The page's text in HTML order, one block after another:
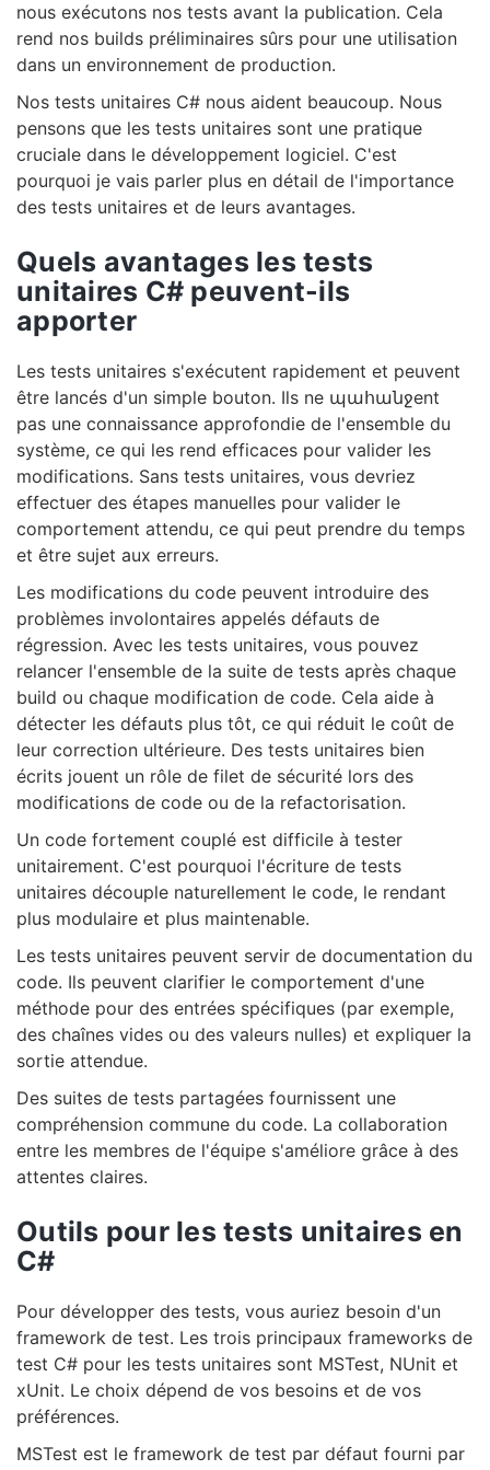
nous exécutons nos tests avant la publication. Cela
rend nos builds préliminaires sûrs pour une utilisation
dans un environnement de production.
Nos tests unitaires C# nous aident beaucoup. Nous
pensons que les tests unitaires sont une pratique
cruciale dans le développement logiciel. C'est
pourquoi je vais parler plus en détail de l'importance
des tests unitaires et de leurs avantages.
Quels avantages les tests
unitaires C# peuvent-ils
apporter
Les tests unitaires s'exécutent rapidement et peuvent
être lancés d'un simple bouton. Ils ne պահանջent
pas une connaissance approfondie de l'ensemble du
système, ce qui les rend efficaces pour valider les
modifications. Sans tests unitaires, vous devriez
effectuer des étapes manuelles pour valider le
comportement attendu, ce qui peut prendre du temps
et être sujet aux erreurs.
Les modifications du code peuvent introduire des
problèmes involontaires appelés défauts de
régression. Avec les tests unitaires, vous pouvez
relancer l'ensemble de la suite de tests après chaque
build ou chaque modification de code. Cela aide à
détecter les défauts plus tôt, ce qui réduit le coût de
leur correction ultérieure. Des tests unitaires bien
écrits jouent un rôle de filet de sécurité lors des
modifications de code ou de la refactorisation.
Un code fortement couplé est difficile à tester
unitairement. C'est pourquoi l'écriture de tests
unitaires découple naturellement le code, le rendant
plus modulaire et plus maintenable.
Les tests unitaires peuvent servir de documentation du
code. Ils peuvent clarifier le comportement d'une
méthode pour des entrées spécifiques (par exemple,
des chaînes vides ou des valeurs nulles) et expliquer la
sortie attendue.
Des suites de tests partagées fournissent une
compréhension commune du code. La collaboration
entre les membres de l'équipe s'améliore grâce à des
attentes claires.
Outils pour les tests unitaires en
C#
Pour développer des tests, vous auriez besoin d'un
framework de test. Les trois principaux frameworks de
test C# pour les tests unitaires sont MSTest, NUnit et
xUnit. Le choix dépend de vos besoins et de vos
préférences.
MSTest est le framework de test par défaut fourni par